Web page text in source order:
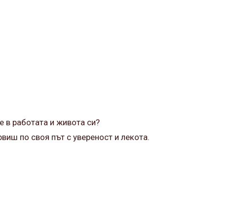
в работата и живота си?
по своя път с увереност и лекота.